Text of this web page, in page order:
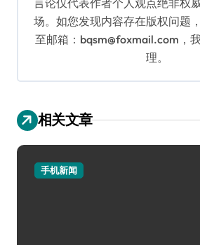
场。如您发现内容存在版权问题
至邮箱：bqsm@foxmail.com，
理。
相关文章
手机新闻